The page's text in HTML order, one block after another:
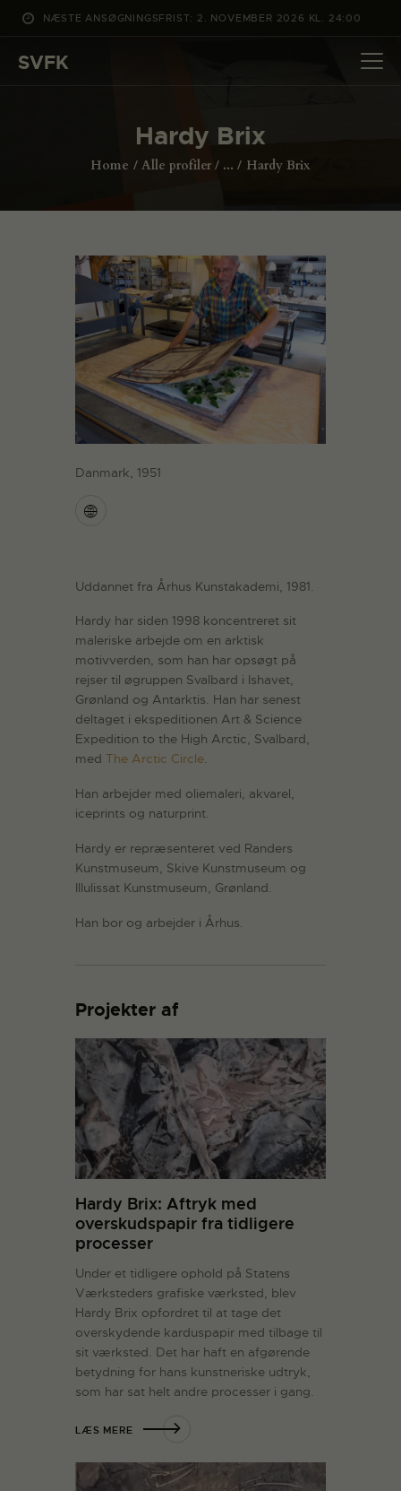
NÆSTE ANSØGNINGSFRIST: 2. NOVEMBER 2026 KL. 24:00
SVFK
Hardy Brix
Home Alle profiler ... Hardy Brix
DET SKER
ANSØG
ENGLISH
Danmark, 1951
Uddannet fra Århus Kunstakademi, 1981.
Hardy har siden 1998 koncentreret sit
maleriske arbejde om en arktisk
motivverden, som han har opsøgt på
rejser til øgruppen Svalbard i Ishavet,
Grønland og Antarktis. Han har senest
deltaget i ekspeditionen Art & Science
Expedition to the High Arctic, Svalbard,
med The Arctic Circle.
Han arbejder med oliemaleri, akvarel,
iceprints og naturprint.
Hardy er repræsenteret ved Randers
Kunstmuseum, Skive Kunstmuseum og
Illulissat Kunstmuseum, Grønland.
Han bor og arbejder i Århus.
Projekter af
Hardy Brix: Aftryk med
overskudspapir fra tidligere
processer
Under et tidligere ophold på Statens
Værksteders grafiske værksted, blev
Hardy Brix opfordret til at tage det
overskydende karduspapir med tilbage til
sit værksted. Det har haft en afgørende
betydning for hans kunstneriske udtryk,
som har sat helt andre processer i gang.
LÆS MERE